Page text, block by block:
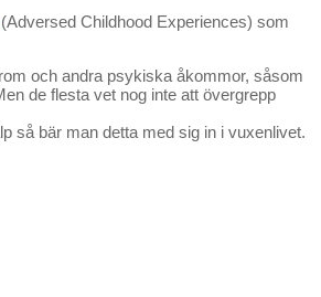
(Adversed Childhood Experiences) som
och andra psykiska åkommor, såsom
de flesta vet nog inte att övergrepp
så bär man detta med sig in i vuxenlivet.